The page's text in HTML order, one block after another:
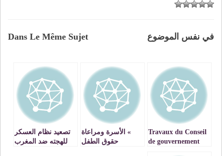
Dans Le Même Sujet في نفس الموضوع
Travaux du Conseil
de gouvernement
» الأسرة ومراعاة
حقوق الطفل
تصعيد نظام العسكر
للهجته ضد المغرب